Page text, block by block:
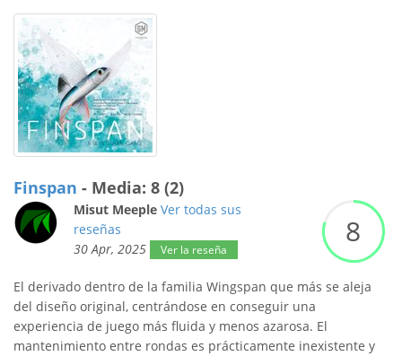
Finspan - Media: 8 (2)
Misut Meeple Ver todas sus
reseñas
30 Apr, 2025
Ver la reseña
8
El derivado dentro de la familia Wingspan que más se aleja
del diseño original, centrándose en conseguir una
experiencia de juego más fluida y menos azarosa. El
mantenimiento entre rondas es prácticamente inexistente y